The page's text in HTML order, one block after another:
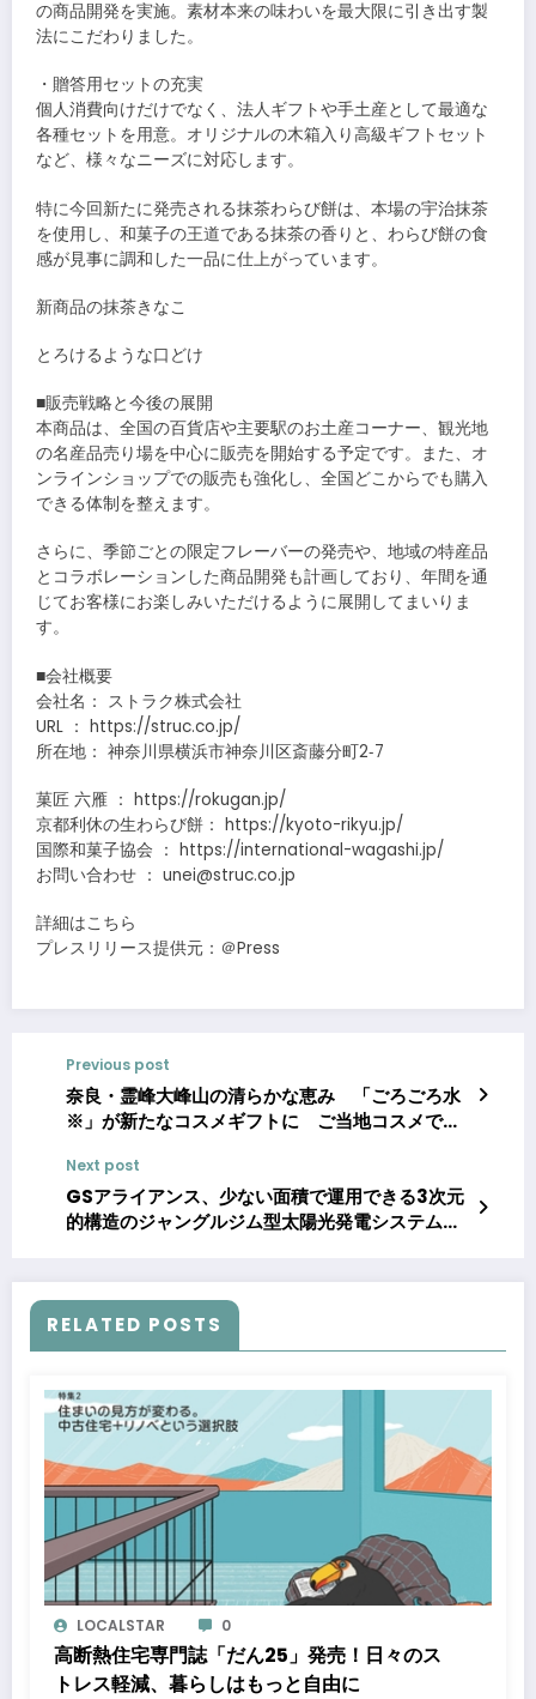
の商品開発を実施。素材本来の味わいを最大限に引き出す製
法にこだわりました。
・贈答用セットの充実
個人消費向けだけでなく、法人ギフトや手土産として最適な
各種セットを用意。オリジナルの木箱入り高級ギフトセット
など、様々なニーズに対応します。
特に今回新たに発売される抹茶わらび餅は、本場の宇治抹茶
を使用し、和菓子の王道である抹茶の香りと、わらび餅の食
感が見事に調和した一品に仕上がっています。
新商品の抹茶きなこ
とろけるような口どけ
■販売戦略と今後の展開
本商品は、全国の百貨店や主要駅のお土産コーナー、観光地
の名産品売り場を中心に販売を開始する予定です。また、オ
ンラインショップでの販売も強化し、全国どこからでも購入
できる体制を整えます。
さらに、季節ごとの限定フレーバーの発売や、地域の特産品
とコラボレーションした商品開発も計画しており、年間を通
じてお客様にお楽しみいただけるように展開してまいりま
す。
■会社概要
会社名： ストラク株式会社
URL ： https://struc.co.jp/
所在地： 神奈川県横浜市神奈川区斎藤分町2‐7
菓匠 六雁 ： https://rokugan.jp/
京都利休の生わらび餅： https://kyoto-rikyu.jp/
国際和菓子協会 ： https://international-wagashi.jp/
お問い合わせ ： unei@struc.co.jp
詳細はこちら
プレスリリース提供元：＠Press
Previous post
奈良・霊峰大峰山の清らかな恵み 「ごろごろ水
※」が新たなコスメギフトに ご当地コスメで地
生 ～ クスっと笑えるクリスマスギフトや冬の贈
り物にも ～
Next post
GSアライアンス、少ない面積で運用できる3次元
的構造のジャングルジム型太陽光発電システムを
RELATED POSTS
LOCALSTAR 0
高断熱住宅専門誌「だん25」発売！日々のス
トレス軽減、暮らしはもっと自由に